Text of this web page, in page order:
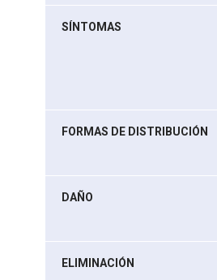
SÍNTOMAS
FORMAS DE DISTRIBUCIÓN
DAÑO
ELIMINACIÓN